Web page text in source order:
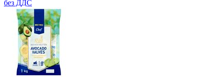
без ДДС